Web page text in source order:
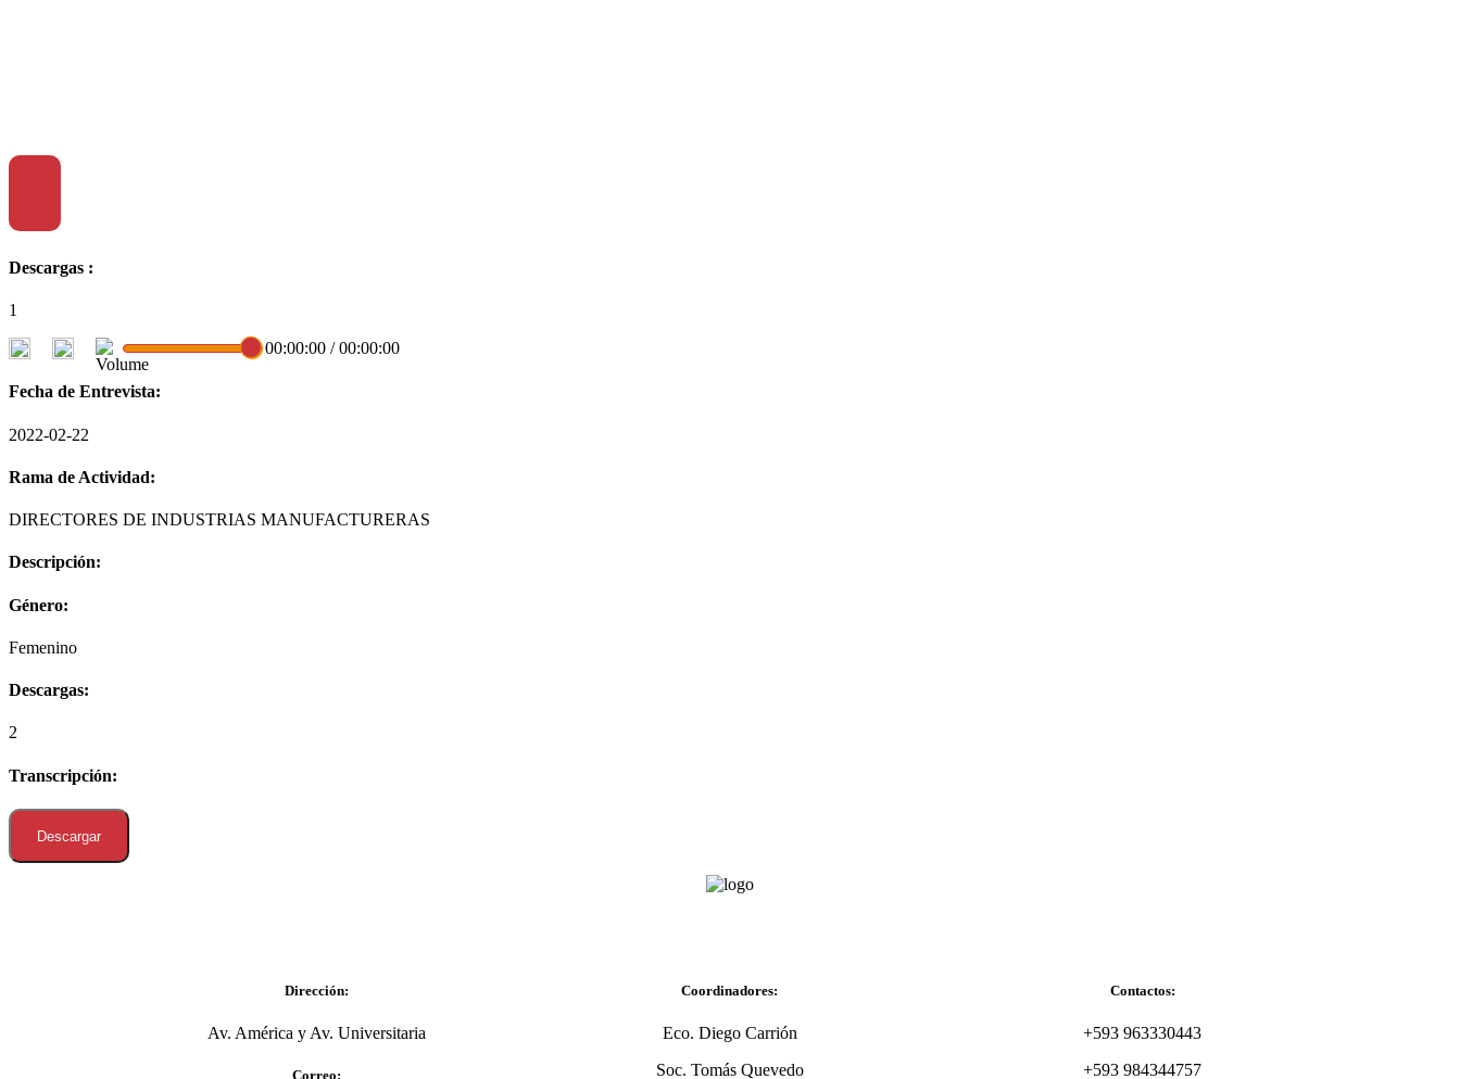
Descargas :
1
00:00:00 / 00:00:00
Fecha de Entrevista:
2022-02-22
Rama de Actividad:
DIRECTORES DE INDUSTRIAS MANUFACTURERAS
Descripción:
Género:
Femenino
Descargas:
2
Transcripción:
Descargar
Dirección:
Av. América y Av. Universitaria
Correo:
Coordinadores:
Eco. Diego Carrión
Soc. Tomás Quevedo
Contactos:
+593 963330443
+593 984344757